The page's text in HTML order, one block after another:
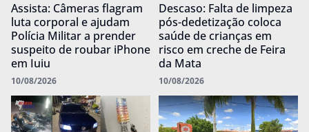
Assista: Câmeras flagram
luta corporal e ajudam
Polícia Militar a prender
suspeito de roubar iPhone
em Iuiu
10/08/2026
Descaso: Falta de limpeza
pós-dedetização coloca
saúde de crianças em
risco em creche de Feira
da Mata
10/08/2026